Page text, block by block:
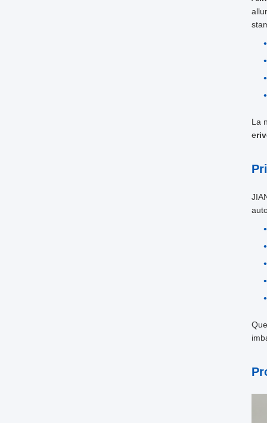
La
e